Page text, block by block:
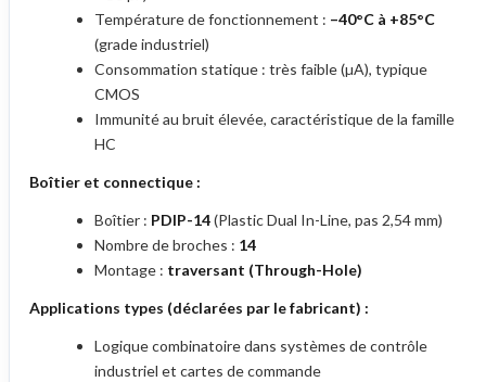
Température de fonctionnement : –40°C à +85°C
(grade industriel)
Consommation statique : très faible (µA), typique
CMOS
Immunité au bruit élevée, caractéristique de la famille
HC
Boîtier et connectique :
Boîtier : PDIP-14(Plastic Dual In-Line, pas 2,54 mm)
Nombre de broches : 14
Montage : traversant (Through-Hole)
Applications types (déclarées par le fabricant) :
Logique combinatoire dans systèmes de contrôle
industriel et cartes de commande